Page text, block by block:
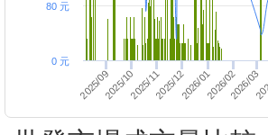
2025/092025/102025/112025/122026/012026/022026/03
0 元
80 元